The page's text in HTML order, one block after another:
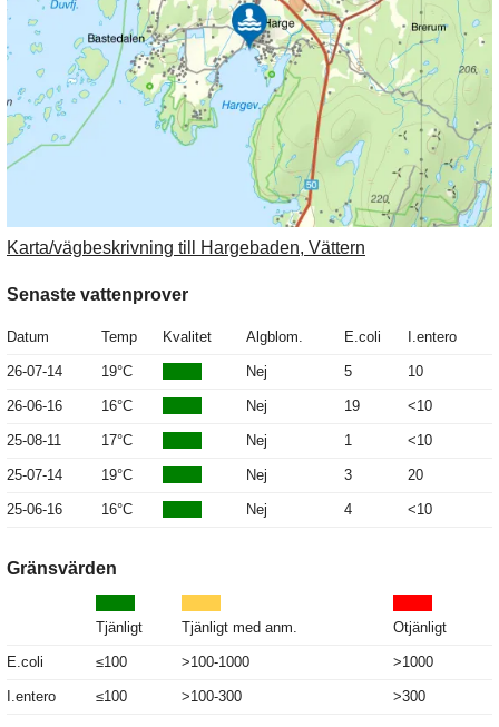
Karta/vägbeskrivning till Hargebaden, Vättern
Senaste vattenprover
Datum Temp Kvalitet Algblom. E.coli I.entero
26-07-14 19°C Nej 5 10
26-06-16 16°C Nej 19 <10
25-08-11 17°C Nej 1 <10
25-07-14 19°C Nej 3 20
25-06-16 16°C Nej 4 <10
Gränsvärden
Tjänligt Tjänligt med anm. Otjänligt
E.coli ≤100 >100-1000 >1000
I.entero ≤100 >100-300 >300